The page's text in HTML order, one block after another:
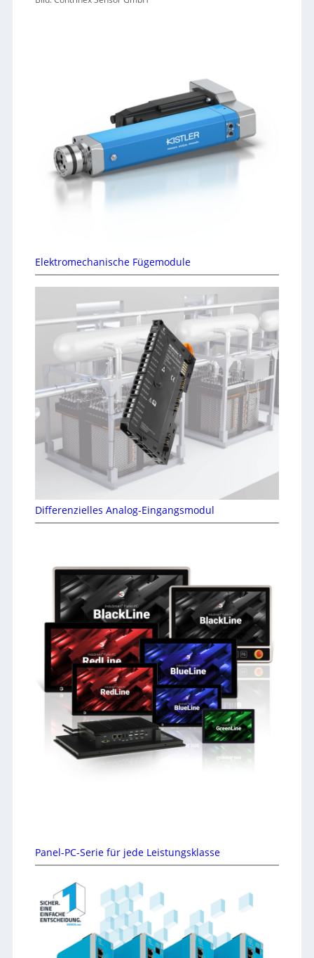
Elektromechanische Fügemodule
Differenzielles Analog-Eingangsmodul
Panel-PC-Serie für jede Leistungsklasse